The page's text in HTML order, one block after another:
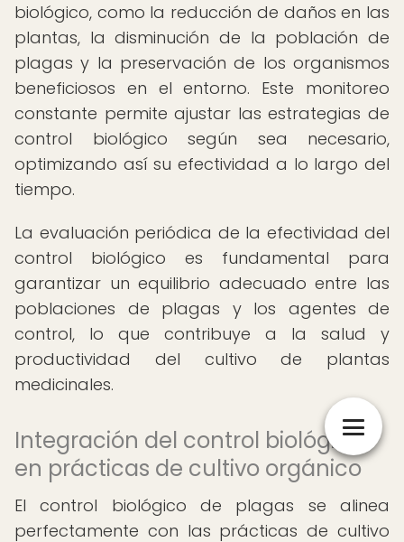
biológico, como la reducción de daños en las
plantas, la disminución de la población de
plagas y la preservación de los organismos
beneficiosos en el entorno. Este monitoreo
constante permite ajustar las estrategias de
control biológico según sea necesario,
optimizando así su efectividad a lo largo del
tiempo.
La evaluación periódica de la efectividad del
control biológico es fundamental para
garantizar un equilibrio adecuado entre las
poblaciones de plagas y los agentes de
control, lo que contribuye a la salud y
productividad del cultivo de plantas
medicinales.
Integración del control biológico
en prácticas de cultivo orgánico
El control biológico de plagas se alinea
perfectamente con las prácticas de cultivo